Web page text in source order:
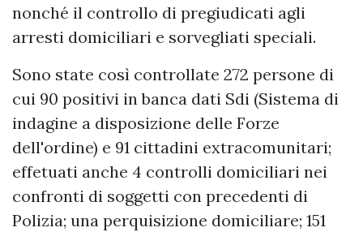
nonché il controllo di pregiudicati agli
arresti domiciliari e sorvegliati speciali.
Sono state così controllate 272 persone di
cui 90 positivi in banca dati Sdi (Sistema di
indagine a disposizione delle Forze
dell'ordine) e 91 cittadini extracomunitari;
effetuati anche 4 controlli domiciliari nei
confronti di soggetti con precedenti di
Polizia; una perquisizione domiciliare; 151